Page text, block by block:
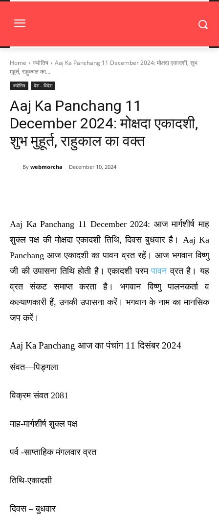
Home ज्योतिष
Aaj Ka Panchang 11 December 2024: मोक्षदा एकादशी, शुभ
मुहूर्त, राहुकाल का...
ज्योतिष देश - विदेश
Aaj Ka Panchang 11
December 2024: मोक्षदा एकादशी,
शुभ मुहूर्त, राहुकाल का वक्त
By webmorcha December 10, 2024
Aaj Ka Panchang 11 December 2024: आज मार्गशीर्ष माह
शुक्ल पक्ष की मोक्षदा एकादशी तिथि, दिवस बुधवार है। Aaj Ka
Panchang आज एकादशी का पावन व्रत रहें। आज भगवान विष्णु
जी की उपासना तिथि होती है। एकादशी परमपावनव्रत है। यह
व्रत संकट समाप्त करता है। भगवान विष्णु पालनकर्ता व
कल्याणकारी हैं, उनकी उपासना करें। भगवान के नाम का मानसिक
जप करें।
Aaj Ka Panchang आज का पंचांग 11 दिसंबर 2024
संवत—पिङ्गला
विक्रम संवत 2081
माह-मार्गशीर्ष शुक्ल पक्ष
पर्व -साप्ताहिक मंगलवार व्रत
तिथि-एकादशी
दिवस – बुधवार